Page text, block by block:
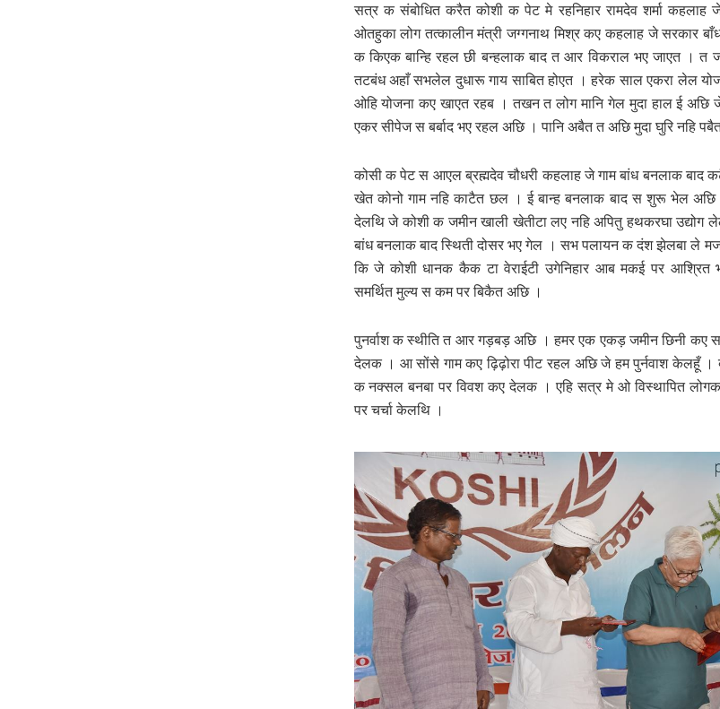
सत्र क संबोधित करैत कोशी क पेट मे र‍हनिहार रामदेव शर्मा
ओतहुका लोग तत्‍कालीन मंत्री जग्‍गनाथ मिश्र कए कहलाह जे सरकार
क किएक बान्‍हि रहल छी बन्‍हलाक बाद त आर विकराल भए जाएत । त
तटबंध अहाँ सभलेल दुधारू गाय साबित होएत । हरेक साल एकरा लेल
ओहि योजना कए खाएत रहब । तखन त लोग मानि गेल मुदा हाल ई अछि
एकर सीपेज स बर्बाद भए रहल अछि । पानि अबैत त अछि मुदा घुरि नहि
कोसी क पेट स आएल ब्रह्मदेव चौधरी कहलाह जे गाम बांध बनलाक बाद
खेत कोनो गाम नहि काटैत छल । ई बान्‍ह बनलाक बाद स शुरू भेल
देलथि जे कोशी क जमीन खाली खेतीटा लए नहि अपितु हथकरघा उद्योग
बांध बनलाक बाद स्‍थिती दोसर भए गेल । सभ पलायन क दंश झेलबा ले
कि जे कोशी धानक कैक टा वेराईटी उगेनिहार आब मकई पर
समर्थ‍ित मुल्‍य स कम पर बिकैत अछि ।
पुनर्वाश क स्‍थीति त आर गड़बड़ अछि । हमर एक एकड़ जमीन छिनी कए
देलक । आ सोंसे गाम कए ढ़िढ़ोरा पीट रहल अछि जे हम पुर्नवाश केलहूँ ।
क नक्‍सल बनबा पर विवश कए देलक । एहि सत्र मे ओ विस्‍थापित
पर चर्चा केलथि ।